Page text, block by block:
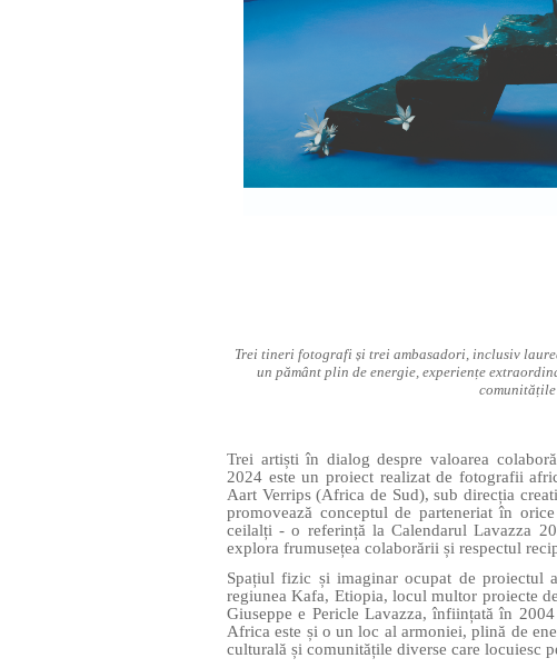
Trei tineri fotografi și trei ambasadori, inclusiv
un pământ plin de energie, experiențe
Trei artiști în dialog despre valoarea
2024 este un proiect realizat de fotografii
Aart Verrips (Africa de Sud), sub direcția
promovează conceptul de parteneriat în
ceilalți - o referință la Calendarul Lavazza
explora frumusețea colaborării și respectul
Spațiul fizic și imaginar ocupat de proiectul
regiunea Kafa, Etiopia, locul multor proiecte
Giuseppe e Pericle Lavazza, înființată în
Africa este și o un loc al armoniei, plină de
culturală și comunitățile diverse care locuiesc